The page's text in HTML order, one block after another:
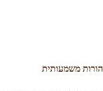
הורות משמעותית